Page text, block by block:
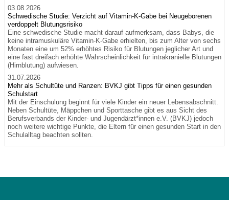
03.08.2026
Schwedische Studie: Verzicht auf Vitamin-K-Gabe bei Neugeborenen
verdoppelt Blutungsrisiko
Eine schwedische Studie macht darauf aufmerksam, dass Babys, die
keine intramuskuläre Vitamin-K-Gabe erhielten, bis zum Alter von sechs
Monaten eine um 52% erhöhtes Risiko für Blutungen jeglicher Art und
eine fast dreifach erhöhte Wahrscheinlichkeit für intrakranielle Blutungen
(Hirnblutung) aufwiesen.
31.07.2026
Mehr als Schultüte und Ranzen: BVKJ gibt Tipps für einen gesunden
Schulstart
Mit der Einschulung beginnt für viele Kinder ein neuer Lebensabschnitt.
Neben Schultüte, Mäppchen und Sporttasche gibt es aus Sicht des
Berufsverbands der Kinder- und Jugendärzt*innen e.V. (BVKJ) jedoch
noch weitere wichtige Punkte, die Eltern für einen gesunden Start in den
Schulalltag beachten sollten.